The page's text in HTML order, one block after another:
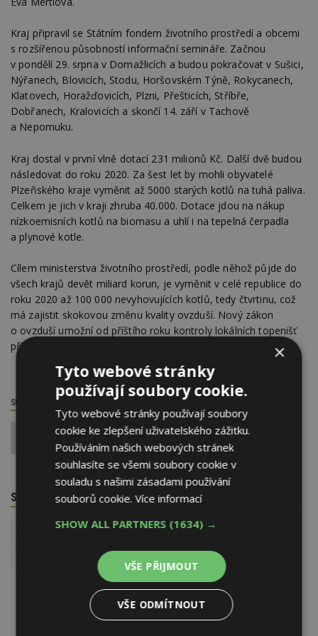
Kraj připravil se Státním fondem životního prostředí a obcemi
s rozšířenou působností informační semináře. Začnou
v pondělí 29. srpna v Domažlicích a budou pokračovat v Sušici,
Nýřanech, Blovicích, Stodu, Horšovském Týně, Rokycanech,
Klatovech, Horažďovicích, Plzni, Přešticích, Stříbře,
Dobřanech, Kralovicích a skončí 14. září v Tachově
a Nepomuku.
Kraj dostal v první vlně dotací 231 milionů Kč. Další dvě budou
následovat do roku 2020. Za šest let by mohli obyvatelé
Plzeňského kraje vyměnit až 5000 starých kotlů na tuhá paliva.
Celkem je jich v kraji zhruba 40.000. Dotace jdou na nákup
nízkoemisních kotlů na biomasu a uhlí i na tepelná čerpadla
a plynové kotle.
Cílem ministerstva životního prostředí, podle něhož půjde do
všech krajů devět miliard korun, je vyměnit v celé republice do
roku 2020 až 100 000 nevyhovujících kotlů, tedy čtvrtinu, což
má zajistit skokovou změnu kvality ovzduší. Nový zákon
o ovzduší umožní od příštího roku kontroly lokálních topenišť
přímo v domácnostech.
SDÍLET / HODNOTIT TENTO ČLÁNEK
0
SOUVISEJÍCÍ TÉMATA
Vytápění domu a zdroje tepla
Instalace - TZB
Nová zelená úsporám
×
Tyto webové stránky
používají soubory cookie.
Tyto webové stránky používají soubory
cookie ke zlepšení uživatelského zážitku.
Používáním našich webových stránek
souhlasíte se všemi soubory cookie v
souladu s našimi zásadami používání
souborů cookie.Více informací
SHOW ALL PARTNERS (1634) →
VŠE PŘIJMOUT
VŠE ODMÍTNOUT